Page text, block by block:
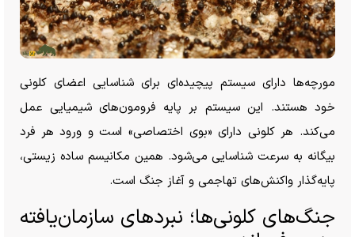
مورچه‌ها دارای سیستم پیچیده‌ای برای شناسایی اعضای کلونی
خود هستند. این سیستم بر پایه فرومون‌های شیمیایی عمل
می‌کند. هر کلونی دارای «بوی اختصاصی» است و ورود هر فرد
بیگانه به سرعت شناسایی می‌شود. همین مکانیسم ساده زیستی،
پایه‌گذار واکنش‌های تهاجمی و آغاز جنگ است.
جنگ‌های کلونی‌ها؛ نبرد‌های سازمان‌یافته